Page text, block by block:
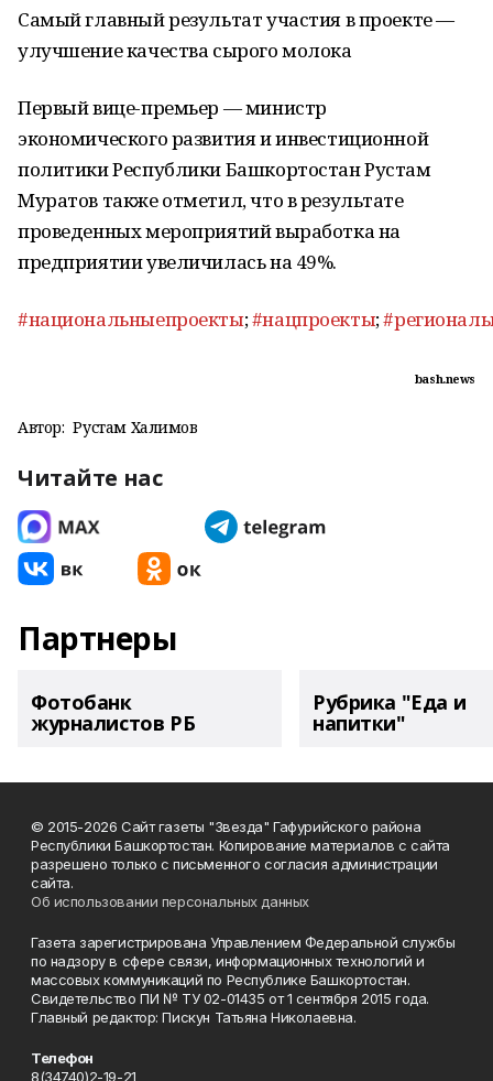
Самый главный результат участия в проекте —
улучшение качества сырого молока
Первый вице-премьер — министр
экономического развития и инвестиционной
политики Республики Башкортостан Рустам
Муратов также отметил, что в результате
проведенных мероприятий выработка на
предприятии увеличилась на 49%.
#национальныепроекты;#нацпроекты;
bash.news
Автор: Рустам Халимов
Читайте нас
Партнеры
Фотобанк
журналистов РБ
Рубрика "Еда и
напитки"
© 2015-2026 Сайт газеты "Звезда" Гафурийского района
Республики Башкортостан. Копирование материалов с сайта
разрешено только с письменного согласия администрации
сайта.
Об использовании персональных данных
Газета зарегистрирована Управлением Федеральной службы
по надзору в сфере связи, информационных технологий и
массовых коммуникаций по Республике Башкортостан.
Свидетельство ПИ № ТУ 02-01435 от 1 сентября 2015 года.
Главный редактор: Пискун Татьяна Николаевна.
Телефон
8(34740)2-19-21